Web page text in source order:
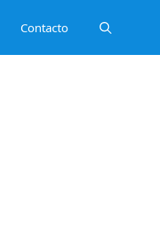
Contacto